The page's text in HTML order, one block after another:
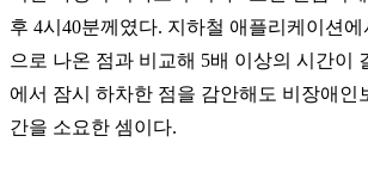
후 4시 40분께였다. 지하철 애플리케이션에
으로 나온 점과 비교해 5배 이상의 시간이
에서 잠시 하차한 점을 감안해도 비장애인
간을 소요한 셈이다.